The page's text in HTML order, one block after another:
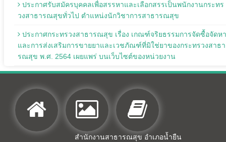
ประกาศรับสมัครบุคคลเพื่อสรรหาและเลือกสรรเป็นพนักงานกระทร
วงสาธารณสุขทั่วไป ตำแหน่งนักวิชาการสาธารณสุข
ประกาศกระทรวงสาธารณสุข เรื่อง เกณฑ์จริยธรรมการจัดซื้อจัดหา
และการส่งเสริมการขายยาและเวชภัณฑ์ที่มิใช่ยาของกระทรวงสาธา
รณสุข พ.ศ. 2564 เผยแพร่ บนเว็บไซต์ของหน่วยงาน
สำนักงานสาธารณสุข อำเภอน้ำยืน